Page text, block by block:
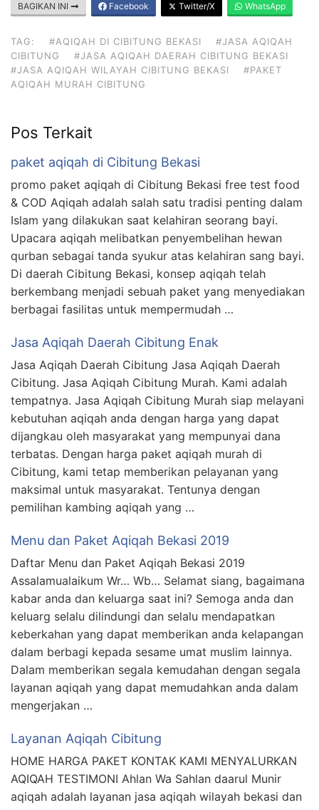
BAGIKAN INI Facebook Twitter/X WhatsApp
TAG: #AQIQAH DI CIBITUNG BEKASI
#JASA AQIQAH
CIBITUNG
#JASA AQIQAH DAERAH CIBITUNG BEKASI
#JASA AQIQAH WILAYAH CIBITUNG BEKASI
#PAKET
AQIQAH MURAH CIBITUNG
Pos Terkait
paket aqiqah di Cibitung Bekasi
promo paket aqiqah di Cibitung Bekasi free test food
& COD Aqiqah adalah salah satu tradisi penting dalam
Islam yang dilakukan saat kelahiran seorang bayi.
Upacara aqiqah melibatkan penyembelihan hewan
qurban sebagai tanda syukur atas kelahiran sang bayi.
Di daerah Cibitung Bekasi, konsep aqiqah telah
berkembang menjadi sebuah paket yang menyediakan
berbagai fasilitas untuk mempermudah …
Jasa Aqiqah Daerah Cibitung Enak
Jasa Aqiqah Daerah Cibitung Jasa Aqiqah Daerah
Cibitung. Jasa Aqiqah Cibitung Murah. Kami adalah
tempatnya. Jasa Aqiqah Cibitung Murah siap melayani
kebutuhan aqiqah anda dengan harga yang dapat
dijangkau oleh masyarakat yang mempunyai dana
terbatas. Dengan harga paket aqiqah murah di
Cibitung, kami tetap memberikan pelayanan yang
maksimal untuk masyarakat. Tentunya dengan
pemilihan kambing aqiqah yang …
Menu dan Paket Aqiqah Bekasi 2019
Daftar Menu dan Paket Aqiqah Bekasi 2019
Assalamualaikum Wr… Wb… Selamat siang, bagaimana
kabar anda dan keluarga saat ini? Semoga anda dan
keluarg selalu dilindungi dan selalu mendapatkan
keberkahan yang dapat memberikan anda kelapangan
dalam berbagi kepada sesame umat muslim lainnya.
Dalam memberikan segala kemudahan dengan segala
layanan aqiqah yang dapat memudahkan anda dalam
mengerjakan …
Layanan Aqiqah Cibitung
HOME HARGA PAKET KONTAK KAMI MENYALURKAN
AQIQAH TESTIMONI Ahlan Wa Sahlan daarul Munir
aqiqah adalah layanan jasa aqiqah wilayah bekasi dan